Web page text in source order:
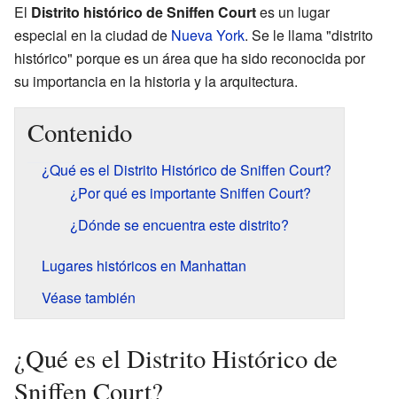
El Distrito histórico de Sniffen Courtes un lugar
especial en la ciudad de Nueva York. Se le llama "distrito
histórico" porque es un área que ha sido reconocida por
su importancia en la historia y la arquitectura.
Contenido
¿Qué es el Distrito Histórico de Sniffen Court?
¿Por qué es importante Sniffen Court?
¿Dónde se encuentra este distrito?
Lugares históricos en Manhattan
Véase también
¿Qué es el Distrito Histórico de
Sniffen Court?